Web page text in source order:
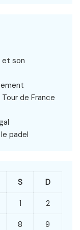
et son
de France
padel
S D
1 2
8 9